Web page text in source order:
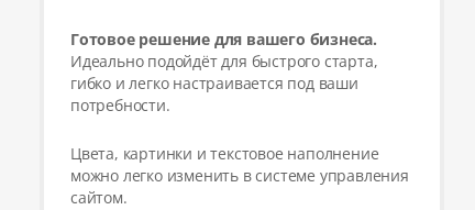
Готовое решение для вашего бизнеса.
Идеально подойдёт для быстрого старта,
гибко и легко настраивается под ваши
потребности.
Цвета, картинки и текстовое наполнение
можно легко изменить в системе управления
сайтом.